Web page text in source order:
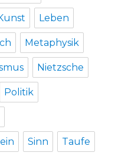
Leben
Metaphysik
Nietzsche
Politik
Sinn Taufe